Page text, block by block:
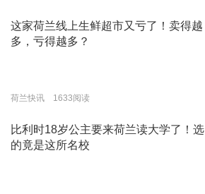
这家荷兰线上生鲜超市又亏了！卖得越
多，亏得越多？
荷兰快讯 1633阅读
比利时18岁公主要来荷兰读大学了！选
的竟是这所名校